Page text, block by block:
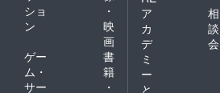
ショ
ン
・
映
画
ゲー
ム・
サー
書
籍
・
ア
カ
デ
ミ
ー
と
相
談
会